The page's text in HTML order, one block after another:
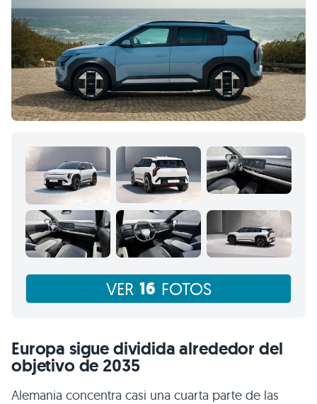
VER 16 FOTOS
Europa sigue dividida alrededor del
objetivo de 2035
Alemania concentra casi una cuarta parte de las